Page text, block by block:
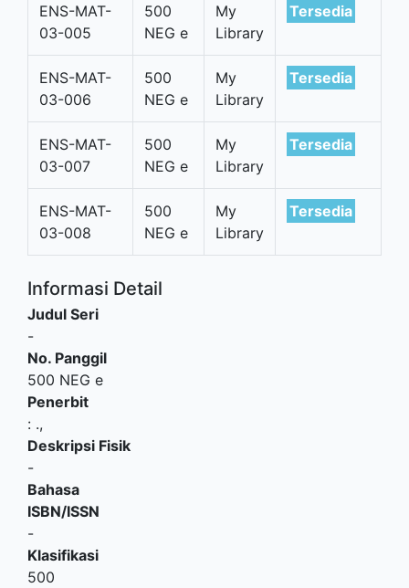
ENS-MAT-
03-005
500
NEG e
My
Library
Tersedia
ENS-MAT-
03-006
500
NEG e
My
Library
Tersedia
ENS-MAT-
03-007
500
NEG e
My
Library
Tersedia
ENS-MAT-
03-008
500
NEG e
My
Library
Tersedia
Informasi Detail
Judul Seri
-
No. Panggil
500 NEG e
Penerbit
: .,
Deskripsi Fisik
-
Bahasa
ISBN/ISSN
-
Klasifikasi
500